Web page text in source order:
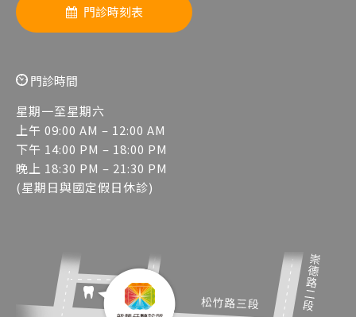
門診時刻表
門診時間
星期一至星期六
上午 09:00 AM – 12:00 AM
下午 14:00 PM – 18:00 PM
晚上 18:30 PM – 21:30 PM
(星期日與國定假日休診)